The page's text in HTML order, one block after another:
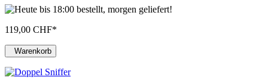
119,00 CHF*
Warenkorb